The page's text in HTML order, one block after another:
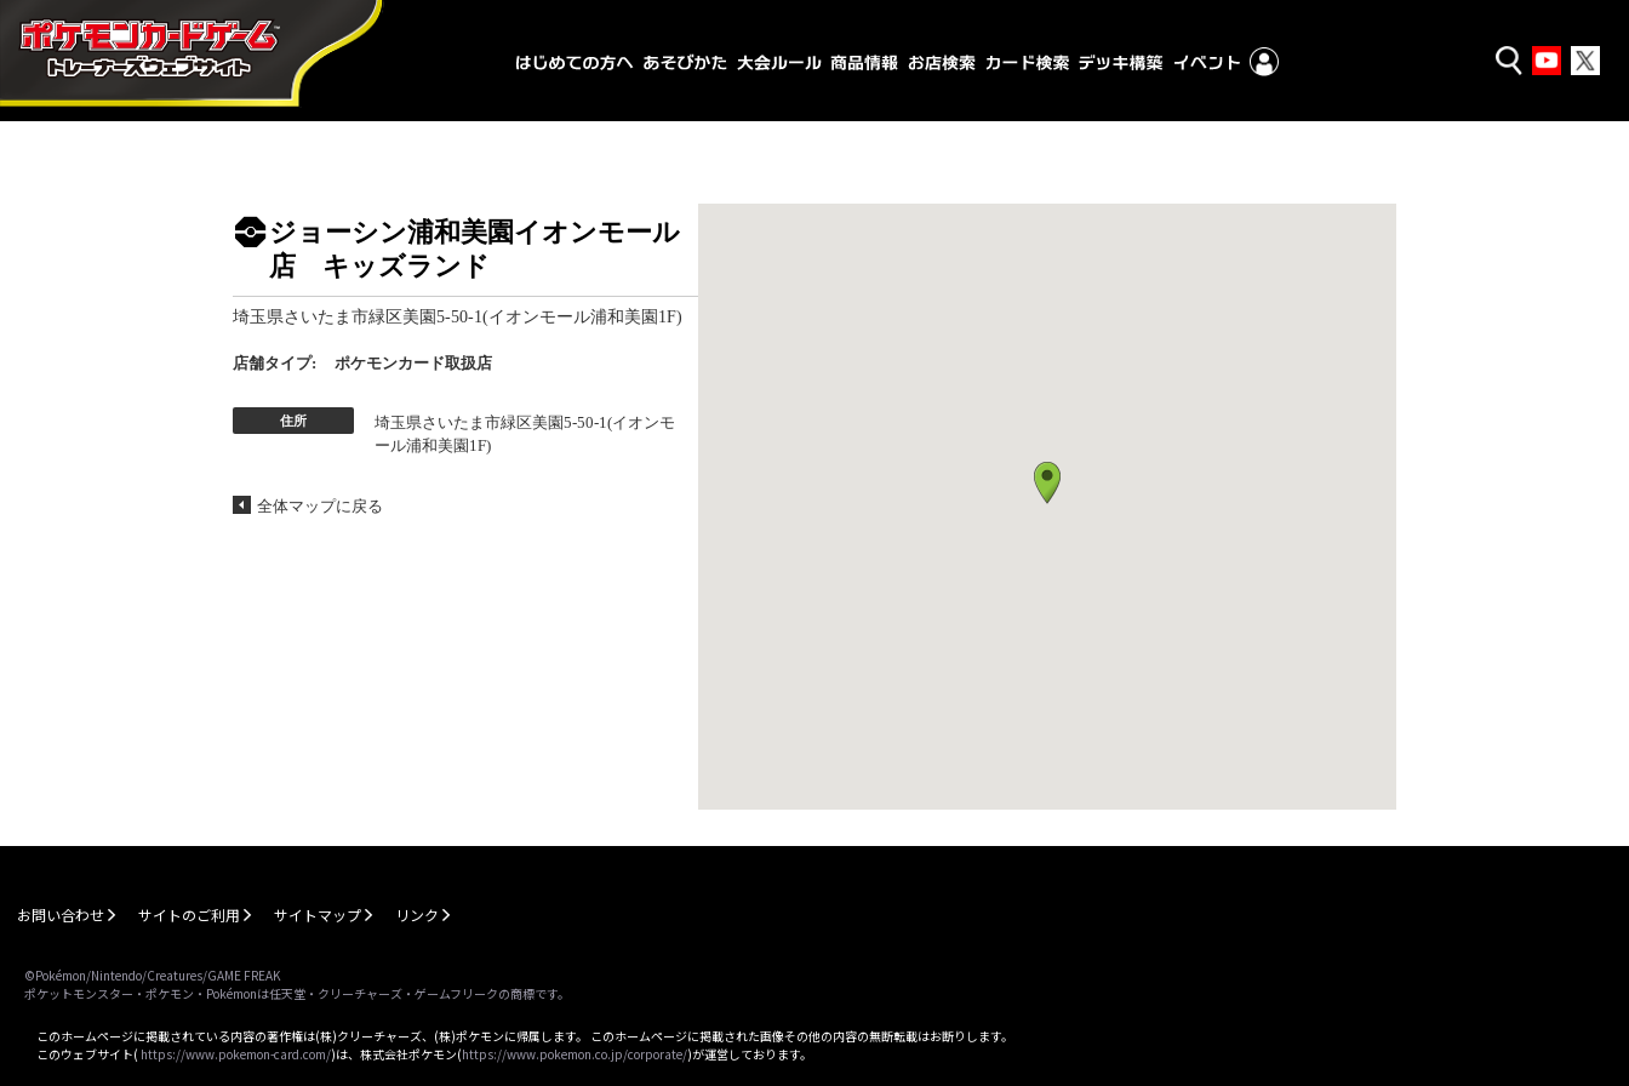
ジョーシン浦和美園イオンモール
店 キッズランド
埼玉県さいたま市緑区美園5-50-1(イオンモール浦和美園1F)
店舗タイプ: ポケモンカード取扱店
住所
埼玉県さいたま市緑区美園5-50-1(イオンモ
ール浦和美園1F)
全体マップに戻る
お問い合わせ サイトのご利用 サイトマップ リンク
©Pokémon/Nintendo/Creatures/GAME FREAK
ポケットモンスター・ポケモン・Pokémonは任天堂・クリーチャーズ・ゲームフリークの商標です。
このホームページに掲載されている内容の著作権は(株)クリーチャーズ、(株)ポケモンに帰属します。 このホームページに掲載された画像その他の内容の無断転載はお断りします。
このウェブサイト( https://www.pokemon-card.com/)は、株式会社ポケモン(https://www.pokemon.co.jp/corporate/)が運営しております。